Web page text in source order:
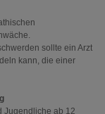
sollte ein Arzt
kann, die einer
Jugendliche ab 12